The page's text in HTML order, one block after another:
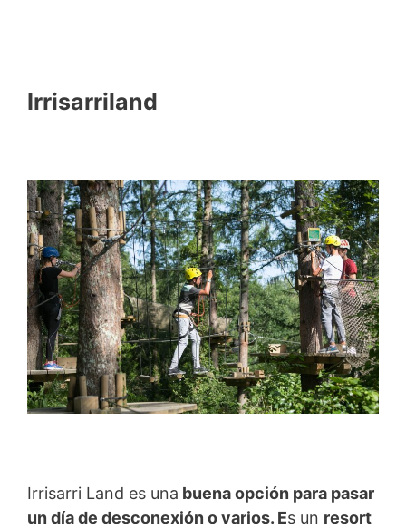
Irrisarriland
Irrisarri Land es una buena opción para pasar
un día de desconexión o varios. Es un resort